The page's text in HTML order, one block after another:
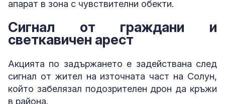
апарат в зона с чувствителни обекти.
Сигнал от граждани и
светкавичен арест
Акцията по задържането е задействана след
сигнал от жител на източната част на Солун,
който забелязал подозрителен дрон да кръжи
в района.